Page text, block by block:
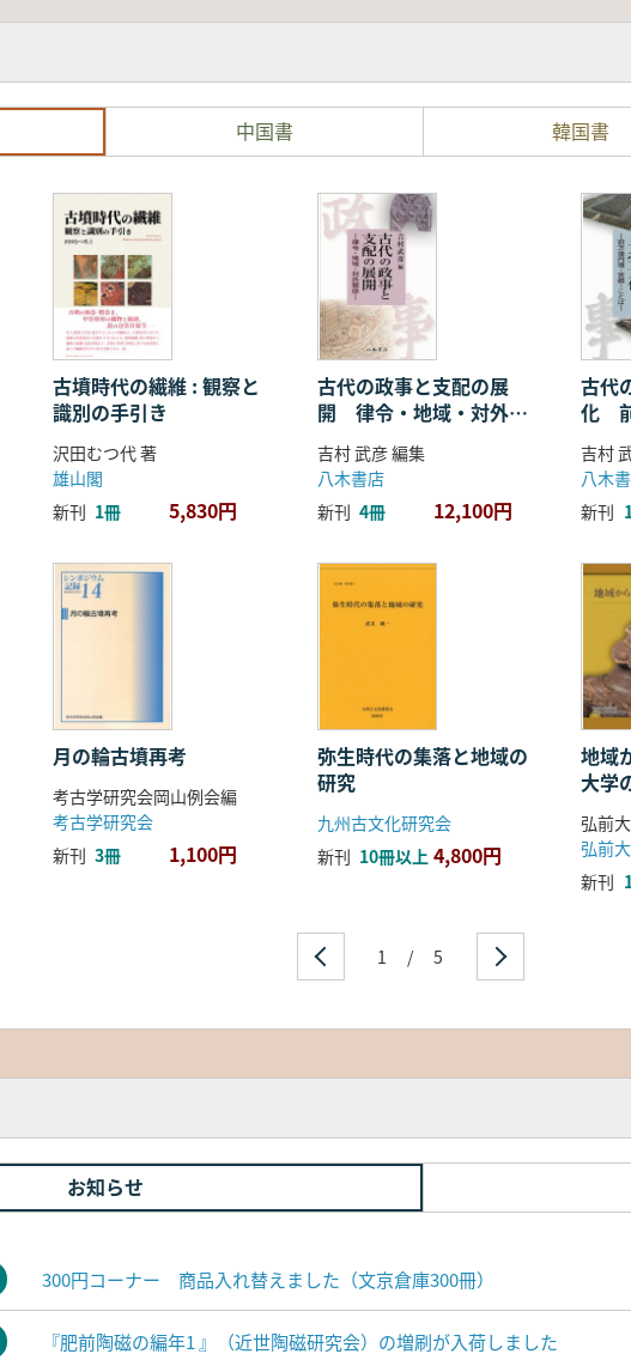
中国書 韓国書
古墳時代の繊維 : 観察と
識別の手引き
沢田むつ代 著
雄山閣
新刊 1冊 5,830円
古代の政事と支配の展
開 律令・地域・対外関
係
吉村 武彦 編集
八木書店
新刊 4冊 12,100円
古代
化
ことば
吉村
八木
新刊
月の輪古墳再考
考古学研究会岡山例会編
考古学研究会
新刊 3冊 1,100円
弥生時代の集落と地域の
研究
九州古文化研究会
新刊 10冊以上 4,800円
地域
大学
弘前
新刊
1 / 5
お知らせ
300円コーナー 商品入れ替えました（文京倉庫300冊）
『肥前陶磁の編年1 』（近世陶磁研究会）の増刷が入荷しました